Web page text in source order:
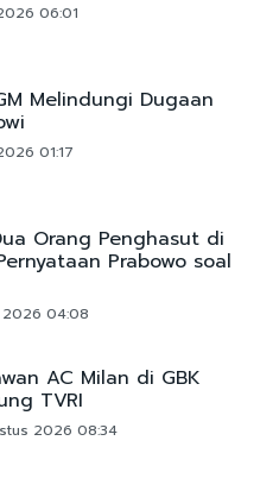
06:01
Melindungi Dugaan
01:17
Orang Penghasut di
Prabowo soal
04:08
AC Milan di GBK
TVRI
2026 08:34